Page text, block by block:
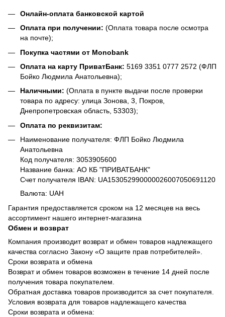
Онлайн-оплата банковской картой
Оплата при получении: (Оплата товара после осмотра
на почте);
Покупка частями от Monobank
Оплата на карту ПриватБанк: 5169 3351 0777 2572 (ФЛП
Бойко Людмила Анатольевна);
Наличными: (Оплата в пункте выдачи после проверки
товара по адресу: улица Зонова, 3, Покров,
Днепропетровская область, 53303);
Оплата по реквизитам:
Наименование получателя: ФЛП Бойко Людмила
Анатольевна
Код получателя: 3053905600
Название банка: АО КБ "ПРИВАТБАНК"
Счет получателя IBAN: UA153052990000026007050691120
Валюта: UAH
Гарантия предоставляется сроком на 12 месяцев на весь
ассортимент нашего интернет-магазина
Обмен и возврат
Компания производит возврат и обмен товаров надлежащего
качества согласно Закону «О защите прав потребителей».
Сроки возврата и обмена
Возврат и обмен товаров возможен в течение 14 дней после
получения товара покупателем.
Обратная доставка товаров производится за счет покупателя.
Условия возврата для товаров надлежащего качества
Сроки возврата и обмена: